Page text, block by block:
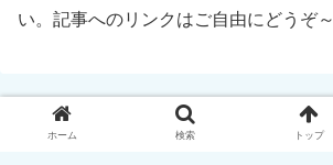
い。記事へのリンクはご自由にどうぞ～
ホーム 検索 トップ